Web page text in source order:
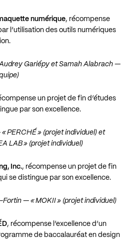
numérique, récompense
l’utilisation des outils numériques
Gariépy et Samah Alabrach —
un projet de fin d’études
par son excellence.
PERCHÉ » (projet individuel) et
LAB » (projet individuel)
Inc., récompense un projet de fin
se distingue par son excellence.
— « MOKII » (projet individuel)
, récompense l’excellence d’un
de baccalauréat en design